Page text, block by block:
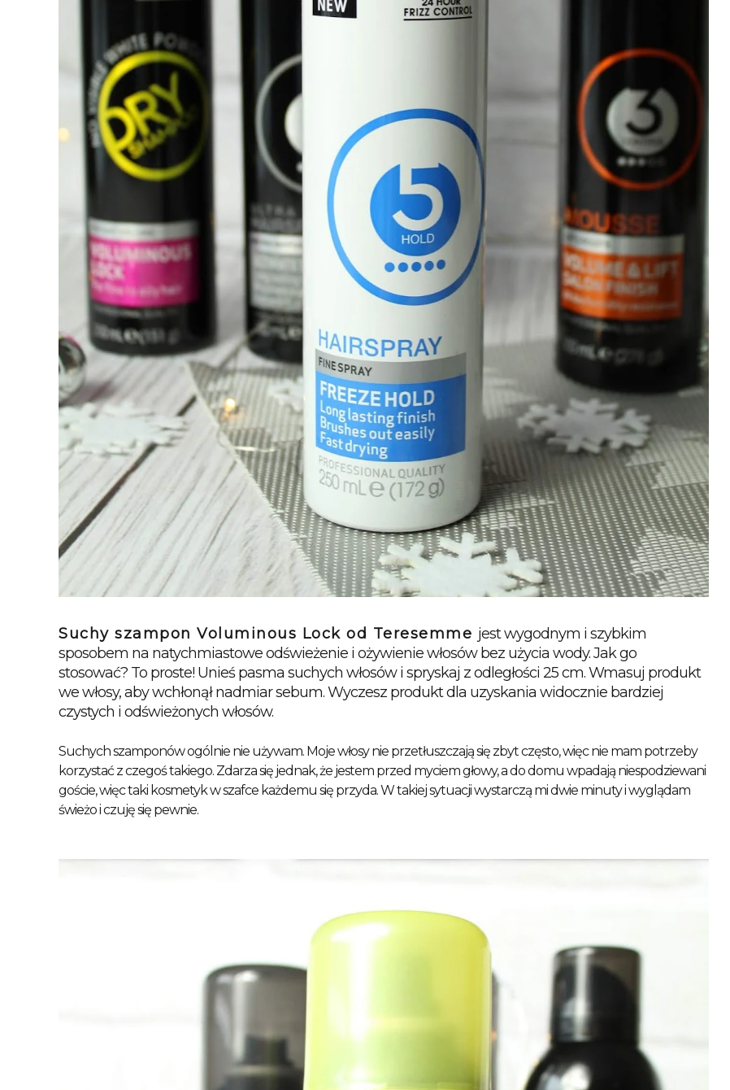
Suchy szampon Voluminous Lock od Teresemme jest wygodnym i szybkim
sposobem na natychmiastowe odświeżenie i ożywienie włosów bez użycia wody. Jak go
stosować? To proste! Unieś pasma suchych włosów i spryskaj z odległości 25 cm. Wmasuj produkt
we włosy, aby wchłonął nadmiar sebum. Wyczesz produkt dla uzyskania widocznie bardziej
czystych i odświeżonych włosów.
Suchych szamponów ogólnie nie używam. Moje włosy nie przetłuszczają się zbyt często, więc nie mam potrzeby
korzystać z czegoś takiego. Zdarza się jednak, że jestem przed myciem głowy, a do domu wpadają niespodziewani
goście, więc taki kosmetyk w szafce każdemu się przyda. W takiej sytuacji wystarczą mi dwie minuty i wyglądam
świeżo i czuję się pewnie.